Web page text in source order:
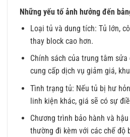
Những yếu tố ảnh hưởng đến
Loại tủ và dung tích: Tủ lớn,
thay block cao hơn.
Chính sách của trung tâm
cung cấp dịch vụ giảm giá,
Tình trạng tủ: Nếu tủ bị hư
linh kiện khác, giá sẽ có sự
Chương trình bảo hành và
thường đi kèm với các chế độ